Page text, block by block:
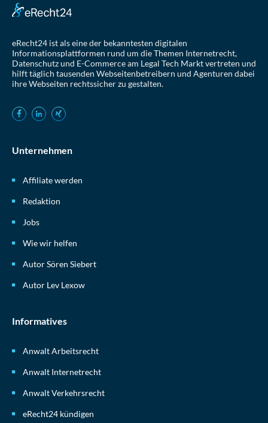
eRecht24 ist als eine der bekanntesten digitalen
Informationsplattformen rund um die Themen Internetrecht,
Datenschutz und E-Commerce am Legal Tech Markt vertreten und
hilft täglich tausenden Webseitenbetreibern und Agenturen dabei
ihre Webseiten rechtssicher zu gestalten.
Unternehmen
Affiliate werden
Redaktion
Jobs
Wie wir helfen
Autor Sören Siebert
Autor Lev Lexow
Informatives
Anwalt Arbeitsrecht
Anwalt Internetrecht
Anwalt Verkehrsrecht
eRecht24 kündigen